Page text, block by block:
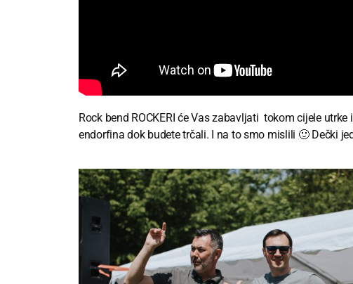
Rock bend ROCKERI će Vas zabavljati tokom cijele
endorfina dok budete trčali. I na to smo mislili 🙂 Dečki